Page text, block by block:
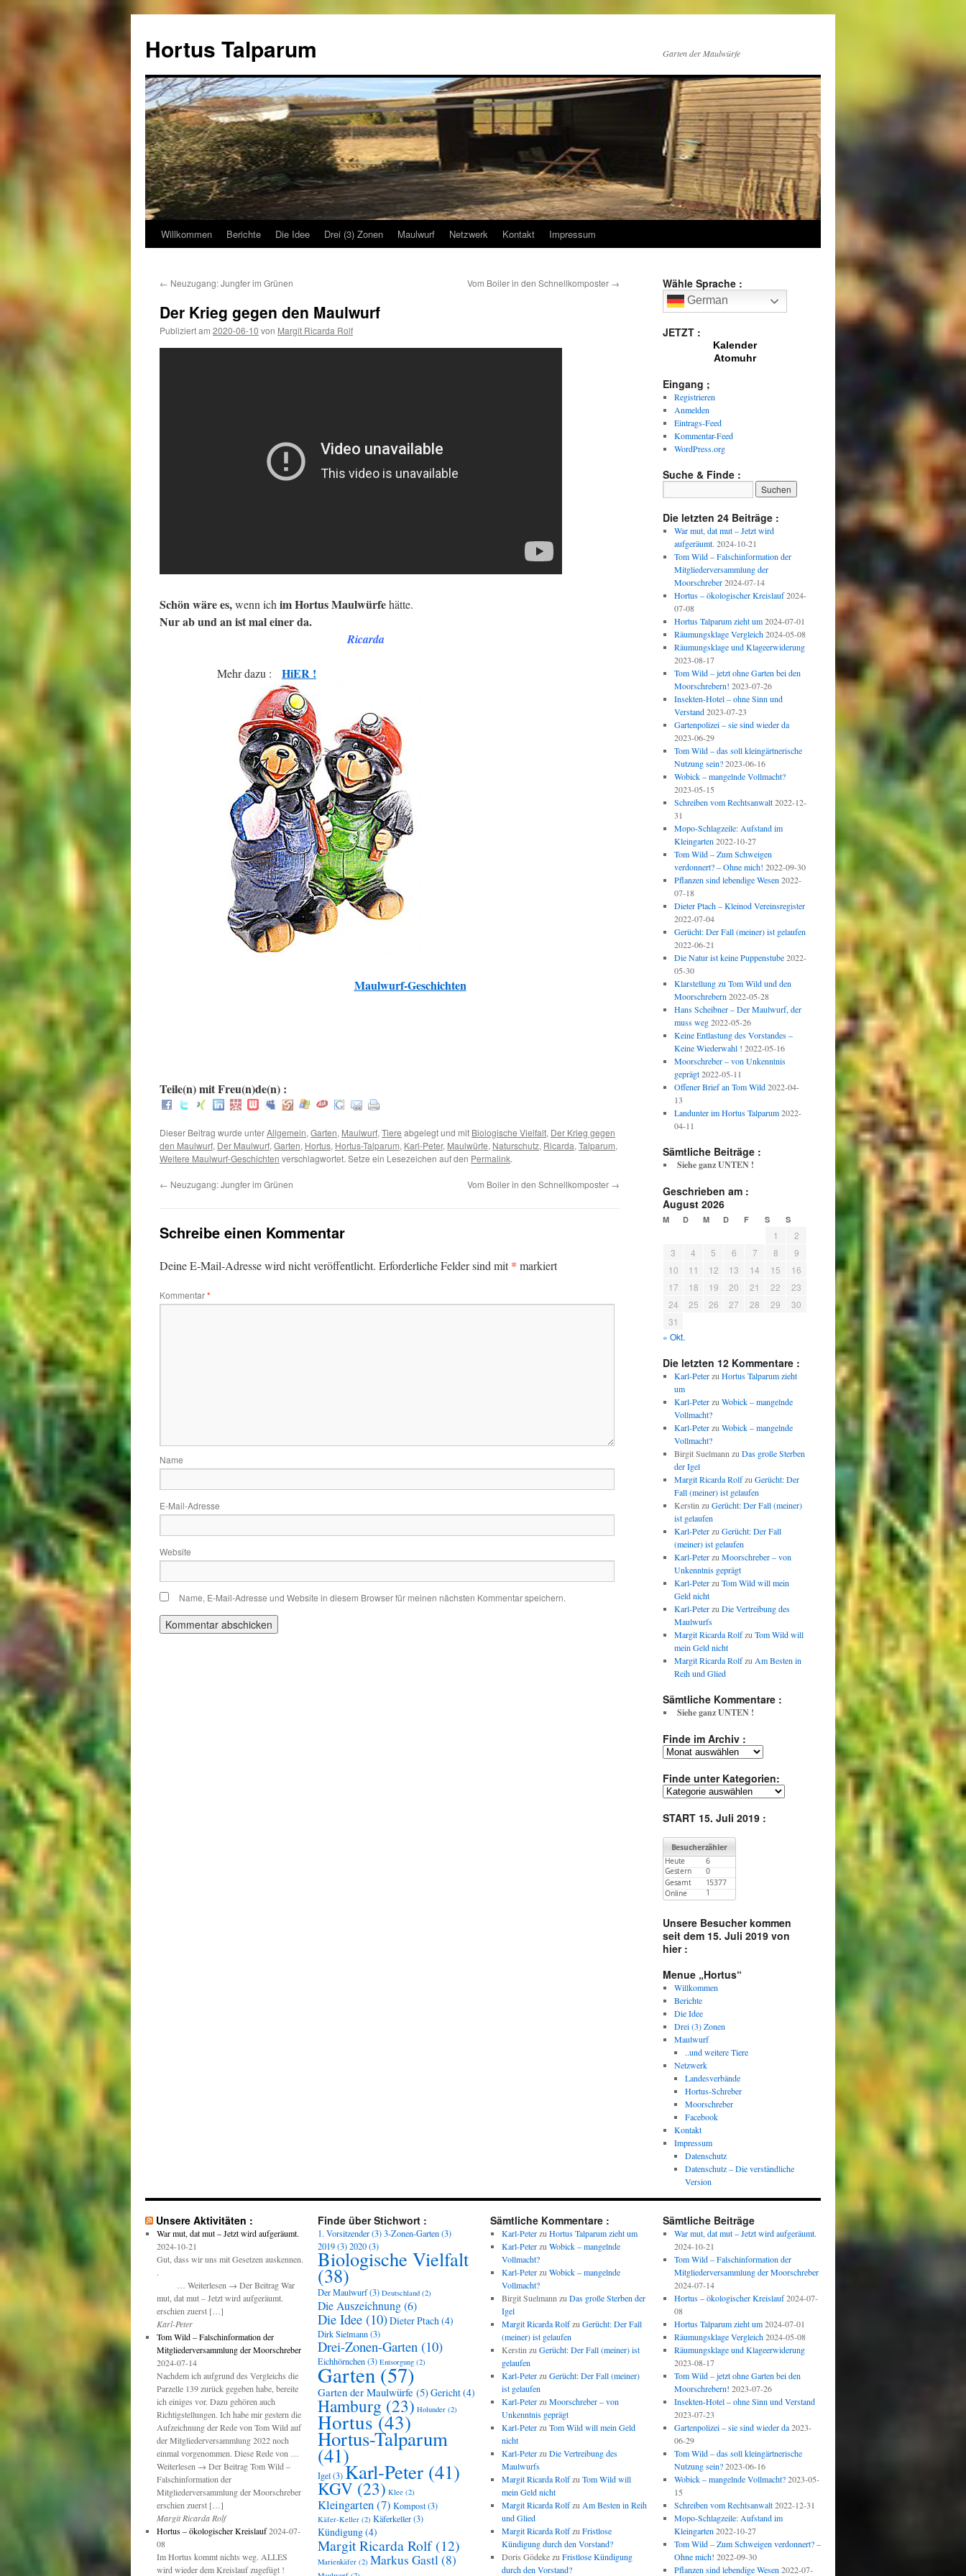
Hortus Talparum Garten der Maulwürfe
Zum
springen
Willkommen Berichte Die Idee Drei (3) Zonen Maulwurf Netzwerk Kontakt Impressum
← Neuzugang: Jungfer im Grünen Vom Boiler in den Schnellkomposter →
Der Krieg gegen den Maulwurf
Publiziert am 2020-06-10 von Margit Ricarda Rolf
Schön wäre es,wenn ich im Hortus Maulwürfehätte.
Nur ab und an ist mal einer da.
Ricarda
Mehr dazu : HiER !
Maulwurf-Geschichten
Teile(n) mit Freu(n)de(n) :
Dieser Beitrag wurde unterAllgemein, Garten, Maulwurf, Tiere abgelegt und mit Biologische Vielfalt, Der Krieg gegen
den Maulwurf, Der Maulwurf, Garten, Hortus, Hortus-Talparum, Karl-Peter, Maulwürfe, Naturschutz, Ricarda, Talparum,
Weitere Maulwurf-Geschichten verschlagwortet. Setze ein Lesezeichen auf den Permalink.
← Neuzugang: Jungfer im Grünen Vom Boiler in den Schnellkomposter →
Schreibe einen Kommentar
Deine E-Mail-Adresse wird nicht veröffentlicht. Erforderliche Felder sind mit* markiert
Kommentar*
Name
E-Mail-Adresse
Website
Name, E-Mail-Adresse und Website in diesem Browser für meinen nächsten Kommentar speichern.
Wähle Sprache :
German
JETZT :
Kalender
Atomuhr
Eingang ;
Registrieren
Anmelden
Eintrags-Feed
Kommentar-Feed
WordPress.org
Suche & Finde :
Die letzten 24 Beiträge :
War mut, dat mut – Jetzt wird
aufgeräumt. 2024-10-21
Tom Wild – Falschinformation der
Mitgliederversammlung der
Moorschreber 2024-07-14
Hortus – ökologischer Kreislauf 2024-
07-08
Hortus Talparum zieht um 2024-07-01
Räumungsklage Vergleich 2024-05-08
Räumungsklage und Klageerwiderung
2023-08-17
Tom Wild – jetzt ohne Garten bei den
Moorschrebern! 2023-07-26
Insekten-Hotel – ohne Sinn und
Verstand 2023-07-23
Gartenpolizei – sie sind wieder da
2023-06-29
Tom Wild – das soll kleingärtnerische
Nutzung sein? 2023-06-16
Wobick – mangelnde Vollmacht?
2023-05-15
Schreiben vom Rechtsanwalt 2022-12-
31
Mopo-Schlagzeile: Aufstand im
Kleingarten 2022-10-27
Tom Wild – Zum Schweigen
verdonnert? – Ohne mich! 2022-09-30
Pflanzen sind lebendige Wesen 2022-
07-18
Dieter Ptach – Kleinod Vereinsregister
2022-07-04
Gerücht: Der Fall (meiner) ist gelaufen
2022-06-21
Die Natur ist keine Puppenstube 2022-
05-30
Klarstellung zu Tom Wild und den
Moorschrebern 2022-05-28
Hans Scheibner – Der Maulwurf, der
muss weg 2022-05-26
Keine Entlastung des Vorstandes –
Keine Wiederwahl ! 2022-05-16
Moorschreber – von Unkenntnis
geprägt 2022-05-11
Offener Brief an Tom Wild 2022-04-
13
Landunter im Hortus Talparum 2022-
04-11
Sämtliche Beiträge :
Siehe ganz UNTEN !
Geschrieben am :
August 2026
M D M D F S S
1
2
3
4 5 6 7 8
9
10
11 12 13 14 15
16
17
18 19 20 21 22
23
24
25 26 27 28 29
30
31
« Okt.
Die letzten 12 Kommentare :
Karl-Peterzu Hortus Talparum zieht
um
Karl-Peterzu Wobick – mangelnde
Vollmacht?
Karl-Peterzu Wobick – mangelnde
Vollmacht?
Birgit Suelmann zu Das große Sterben
der Igel
Margit Ricarda Rolfzu Gerücht: Der
Fall (meiner) ist gelaufen
Kerstin zu Gerücht: Der Fall (meiner)
ist gelaufen
Karl-Peterzu Gerücht: Der Fall
(meiner) ist gelaufen
Karl-Peterzu Moorschreber – von
Unkenntnis geprägt
Karl-Peterzu Tom Wild will mein
Geld nicht
Karl-Peterzu Die Vertreibung des
Maulwurfs
Margit Ricarda Rolfzu Tom Wild will
mein Geld nicht
Margit Ricarda Rolfzu Am Besten in
Reih und Glied
Sämtliche Kommentare :
Siehe ganz UNTEN !
Finde im Archiv :
Finde
Archiv
Finde unter Kategorien:
Finde
Kategorien:
START 15. Juli 2019 :
Unsere Besucher kommen
seit dem 15. Juli 2019 von
hier :
Menue „Hortus“
Willkommen
Berichte
Die Idee
Drei (3) Zonen
Maulwurf
..und weitere Tiere
Netzwerk
Landesverbände
Hortus-Schreber
Moorschreber
Facebook
Kontakt
Impressum
Datenschutz
Datenschutz – Die verständliche
Version
Unsere Aktivitäten :
War mut, dat mut – Jetzt wird aufgeräumt.
2024-10-21
Gut, dass wir uns mit Gesetzen auskennen.
.
… Weiterlesen → Der Beitrag War
mut, dat mut – Jetzt wird aufgeräumt.
erschien zuerst […]
Karl-Peter
Tom Wild – Falschinformation der
Mitgliederversammlung der Moorschreber
2024-07-14
Nachdem ich aufgrund des Vergleichs die
Parzelle 139 zurück gegeben habe, bereite
ich einiges vor. Dazu gehören auch
Richtigstellungen. Ich habe mir gestern die
Aufzeichnung der Rede von Tom Wild auf
der Mitgliederversammlung 2022 noch
einmal vorgenommen. Diese Rede von …
Weiterlesen → Der Beitrag Tom Wild –
Falschinformation der
Mitgliederversammlung der Moorschreber
erschien zuerst […]
Margit Ricarda Rolf
Hortus – ökologischer Kreislauf 2024-07-
08
Im Hortus kommt nichts weg. ALLES
wird wieder dem Kreislauf zugefügt !
Finde über Stichwort :
1. Vorsitzender(3)3-Zonen-Garten(3)
2019(3)2020(3)
Biologische Vielfalt
(38)
Der Maulwurf(3) Deutschland (2)
Die Auszeichnung(6)
Die Idee (10)Dieter Ptach(4)
Dirk Sielmann(3)
Drei-Zonen-Garten (10)
Eichhörnchen(3) Entsorgung (2)
Garten(57)
Garten der Maulwürfe (5)Gericht(4)
Hamburg (23) Holunder (2)
Hortus(43)
Hortus-Talparum
(41)
Igel(3)Karl-Peter (41)
KGV (23) Klee (2)
Kleingarten(7) Kompost(3)
Käfer-Keller (2) Käferkeller(3)
Kündigung(4)
Margit Ricarda Rolf(12)
Marienkäfer (2) Markus Gastl(8)
Sämtliche Kommentare :
Karl-Peterzu Hortus Talparum zieht um
Karl-Peterzu Wobick – mangelnde
Vollmacht?
Karl-Peterzu Wobick – mangelnde
Vollmacht?
Birgit Suelmann zu Das große Sterben der
Igel
Margit Ricarda Rolfzu Gerücht: Der Fall
(meiner) ist gelaufen
Kerstin zu Gerücht: Der Fall (meiner) ist
gelaufen
Karl-Peterzu Gerücht: Der Fall (meiner)
ist gelaufen
Karl-Peterzu Moorschreber – von
Unkenntnis geprägt
Karl-Peterzu Tom Wild will mein Geld
nicht
Karl-Peterzu Die Vertreibung des
Maulwurfs
Margit Ricarda Rolfzu Tom Wild will
mein Geld nicht
Margit Ricarda Rolfzu Am Besten in Reih
und Glied
Margit Ricarda Rolfzu Fristlose
Kündigung durch den Vorstand?
Doris Gödekezu Fristlose Kündigung
durch den Vorstand?
Sämtliche Beiträge
War mut, dat mut – Jetzt wird aufgeräumt.
2024-10-21
Tom Wild – Falschinformation der
Mitgliederversammlung der Moorschreber
2024-07-14
Hortus – ökologischer Kreislauf 2024-07-
08
Hortus Talparum zieht um 2024-07-01
Räumungsklage Vergleich 2024-05-08
Räumungsklage und Klageerwiderung
2023-08-17
Tom Wild – jetzt ohne Garten bei den
Moorschrebern! 2023-07-26
Insekten-Hotel – ohne Sinn und Verstand
2023-07-23
Gartenpolizei – sie sind wieder da 2023-
06-29
Tom Wild – das soll kleingärtnerische
Nutzung sein? 2023-06-16
Wobick – mangelnde Vollmacht? 2023-05-
15
Schreiben vom Rechtsanwalt 2022-12-31
Mopo-Schlagzeile: Aufstand im
Kleingarten 2022-10-27
Tom Wild – Zum Schweigen verdonnert? –
Ohne mich! 2022-09-30
Pflanzen sind lebendige Wesen 2022-07-